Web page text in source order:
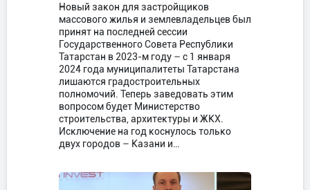
Новый закон для застройщиков
массового жилья и землевладельцев был
принят на последней сессии
Государственного Совета Республики
Татарстан в 2023-м году – с 1 января
2024 года муниципалитеты Татарстана
лишаются градостроительных
полномочий. Теперь заведовать этим
вопросом будет Министерство
строительства, архитектуры и ЖКХ.
Исключение на год коснулось только
двух городов – Казани и…